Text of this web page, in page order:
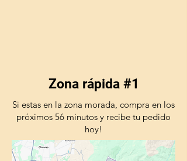
Zona rápida #1
Si estas en la zona morada, compra en los
próximos 56 minutos y recibe tu pedido
hoy!